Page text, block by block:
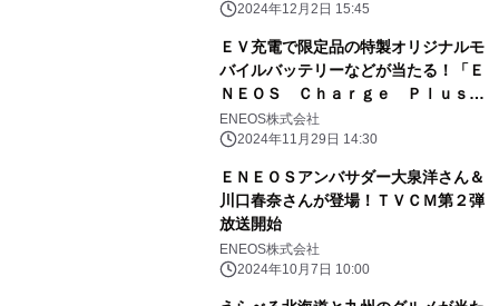
ーズにお応えします！～
2024年12月2日 15:45
ＥＶ充電で限定品の特製オリジナルモ
バイルバッテリーなどが当たる！「Ｅ
ＮＥＯＳ Ｃｈａｒｇｅ Ｐｌｕｓ冬
のプレゼントキャンペーン」実施
ENEOS株式会社
2024年11月29日 14:30
ＥＮＥＯＳアンバサダー大泉洋さん＆
川口春奈さんが登場！ＴＶＣＭ第２弾
放送開始
ENEOS株式会社
2024年10月7日 10:00